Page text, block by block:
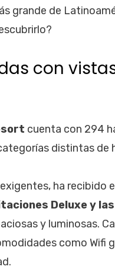
grande de
con
cuenta con 294
distintas de
ha recibido
Deluxe y
y luminosas.
como Wifi